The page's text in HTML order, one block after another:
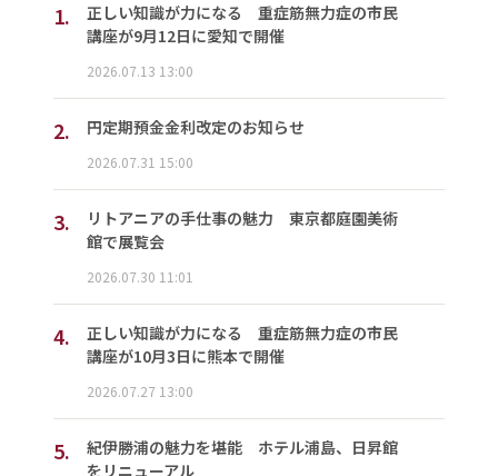
1.
正しい知識が力になる 重症筋無力症の市民
講座が9月12日に愛知で開催
2026.07.13 13:00
2. 円定期預金金利改定のお知らせ
2026.07.31 15:00
3.
リトアニアの手仕事の魅力 東京都庭園美術
館で展覧会
2026.07.30 11:01
4.
正しい知識が力になる 重症筋無力症の市民
講座が10月3日に熊本で開催
2026.07.27 13:00
5.
紀伊勝浦の魅力を堪能 ホテル浦島、日昇館
をリニューアル